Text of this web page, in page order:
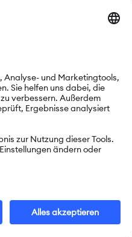
und mongolischen
– insgesamt mehr als
und beenden die
Schülern ein